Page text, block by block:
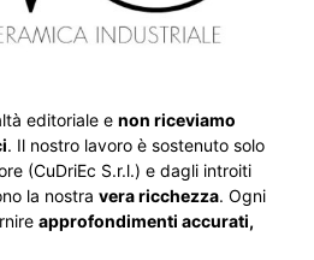
editoriale e non riceviamo
. Il nostro lavoro è sostenuto solo
(CuDriEc S.r.l.) e dagli introiti
la nostra vera ricchezza. Ogni
approfondimenti accurati,